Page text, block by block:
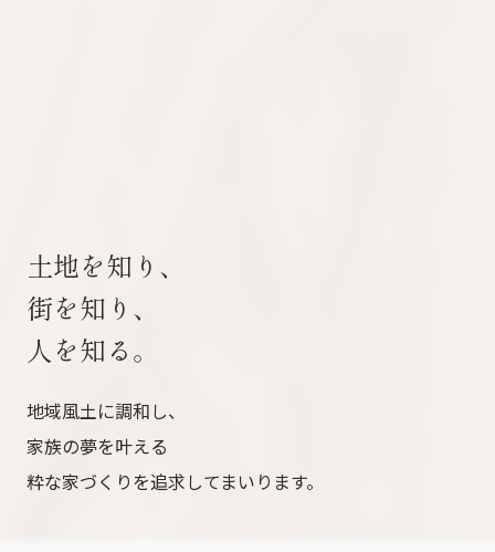
土地を知り、
街を知り、
人を知る。
地域風土に調和し、
家族の夢を叶える
粋な家づくりを追求してまいります。